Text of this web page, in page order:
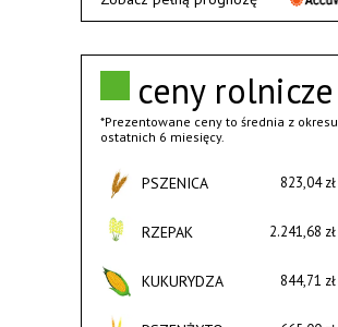
ceny rolnicze
*Prezentowane ceny to średnia z okresu
ostatnich 6 miesięcy.
PSZENICA 823,04 zł
RZEPAK 2.241,68 zł
KUKURYDZA 844,71 zł